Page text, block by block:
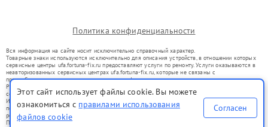
Политика конфиденциальности
Вся информация на сайте носит исключительно справочный характер.
Товарные знаки используются исключительно для описания устройств, в отношении которых
сервисные центры ufa.fortuna-fix.ru предоставляют услуги по ремонту. Услуги оказываются в
неавторизованных сервисных центрах ufa.fortuna-fix.ru, которые не связаны с
правообладателями товарных знаков или их официальными представителями.
Ремонт осуществляется для устройств, уже введенных в гражданский оборот в соответствии
со статьей 1487 ГК РФ.
Использование товарных знаков не преследует цели индивидуализации услуг или введения
потребителей в заблуждение, а служит для информирования о предоставляемых услугах по
ремонту техники указанных брендов.
Представленная на сайте информация не является публичной офертой, определяемой
Этот сайт использует файлы cookie. Вы можете
ознакомиться с правилами использования
файлов cookie
Согласен